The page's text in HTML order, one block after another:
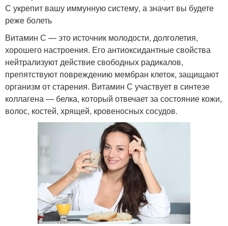
С укрепит вашу иммунную систему, а значит вы будете
реже болеть
Витамин С — это источник молодости, долголетия,
хорошего настроения. Его антиоксидантные свойства
нейтрализуют действие свободных радикалов,
препятствуют повреждению мембран клеток, защищают
организм от старения. Витамин С участвует в синтезе
коллагена — белка, который отвечает за состояние кожи,
волос, костей, хрящей, кровеносных сосудов.